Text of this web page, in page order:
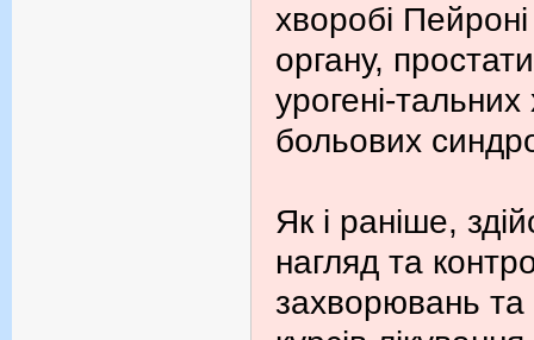
хворобі
органу,
урогені-
больових
Як і раніше,
нагляд та
захворювань